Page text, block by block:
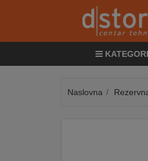
&
Naslovna